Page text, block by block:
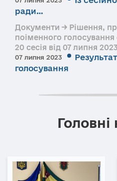
ради…
Документи → Рішення,
поіменного
20 сесія від 07 липня
07 липня 2023
голосування